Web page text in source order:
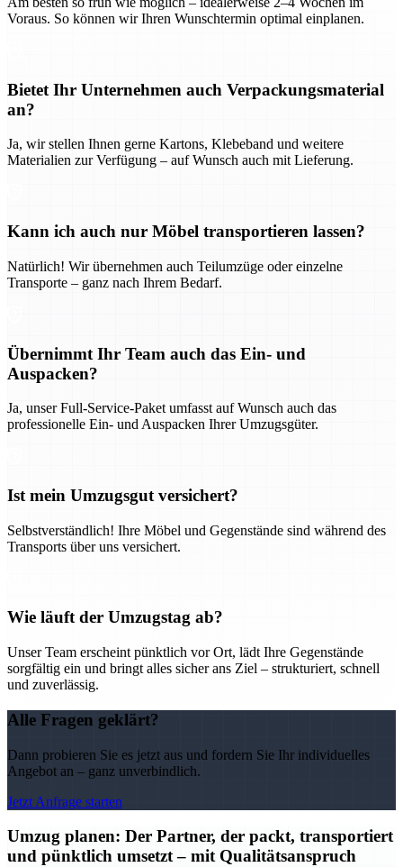
Voraus. So können wir Ihren Wunschtermin optimal einplanen.
Bietet Ihr Unternehmen auch Verpackungsmaterial
an?
Ja, wir stellen Ihnen gerne Kartons, Klebeband und weitere
Materialien zur Verfügung – auf Wunsch auch mit Lieferung.
Kann ich auch nur Möbel transportieren lassen?
Natürlich! Wir übernehmen auch Teilumzüge oder einzelne
Transporte – ganz nach Ihrem Bedarf.
Übernimmt Ihr Team auch das Ein- und
Auspacken?
Ja, unser Full-Service-Paket umfasst auf Wunsch auch das
professionelle Ein- und Auspacken Ihrer Umzugsgüter.
Ist mein Umzugsgut versichert?
Selbstverständlich! Ihre Möbel und Gegenstände sind während des
Transports über uns versichert.
Wie läuft der Umzugstag ab?
Unser Team erscheint pünktlich vor Ort, lädt Ihre Gegenstände
sorgfältig ein und bringt alles sicher ans Ziel – strukturiert, schnell
und zuverlässig.
Alle Fragen geklärt?
Dann probieren Sie es jetzt aus und fordern Sie Ihr individuelles
Angebot an – ganz unverbindlich.
Jetzt Anfrage starten
Umzug planen: Der Partner, der packt, transportiert
und pünktlich umsetzt – mit Qualitätsanspruch